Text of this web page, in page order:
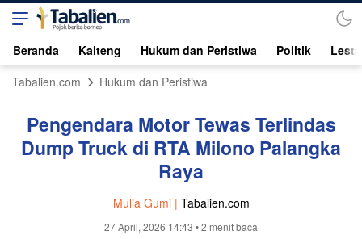
Beranda Kalteng Hukum dan Peristiwa Politik
Tabalien.com
Hukum dan Peristiwa
Pengendara Motor Tewas Terlindas
Dump Truck di RTA Milono Palangka
Raya
Mulia Gumi | Tabalien.com
27 April, 2026 14:43 • 2 menit baca